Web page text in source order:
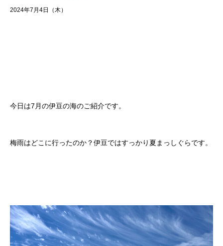
2024年7月4日（木）
今日は7月の伊豆の海のご紹介です。
梅雨はどこに行ったのか？伊豆ではすっかり夏まっしぐらです。